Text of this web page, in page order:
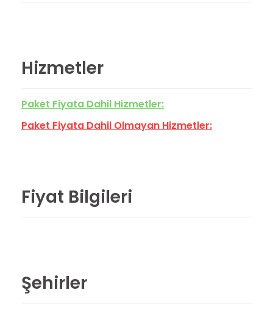
Hizmetler
Paket Fiyata Dahil Hizmetler:
Paket Fiyata Dahil Olmayan Hizmetler:
Fiyat Bilgileri
Şehirler